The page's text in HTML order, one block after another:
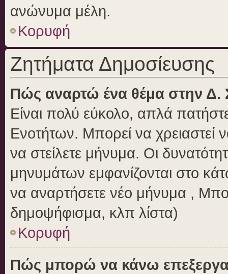
ανώνυμα μέλη.
Κορυφή
Ζητήματα Δημοσίευσης
Πώς αναρτώ ένα θέμα στην Δ.
Είναι πολύ εύκολο, απλά
Ενοτήτων. Μπορεί να χρειαστεί
να στείλετε μήνυμα. Οι
μηνυμάτων εμφανίζονται στο
να αναρτήσετε νέο μήνυμα ,
δημοψήφισμα, κλπ λίστα)
Κορυφή
Πώς μπορώ να κάνω